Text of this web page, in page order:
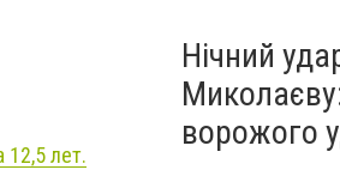
лет.
Нічний
ворожого